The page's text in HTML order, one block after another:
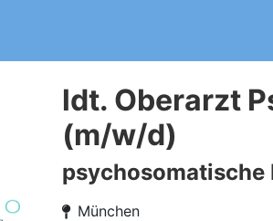
ldt. Oberarzt
(m/w/d)
psychosomatische
München